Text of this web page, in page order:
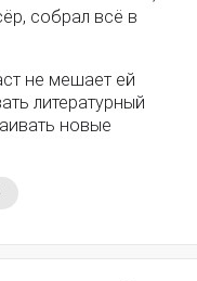
собрал всё в
не мешает ей
литературный
новые